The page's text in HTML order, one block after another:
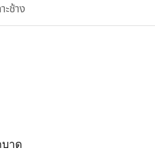
ช้าง
บาด